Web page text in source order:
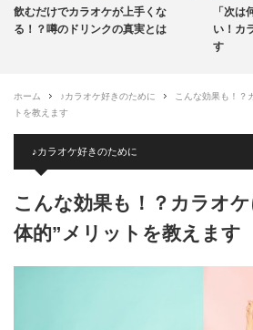
飲むだけでカラオケが上手くな
る！？噂のドリンクの真実とは
「次
い！カ
す
ホーム ♪カラオケ好きのために
こんな効果も！？
トを教えます
♪カラオケ好きのために
こんな効果も！？カラオ
体的”メリットを教えます